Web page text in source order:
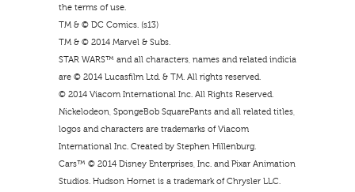
the terms of use.
TM & © DC Comics. (s13)
TM & © 2014 Marvel & Subs.
STAR WARS™ and all characters, names and related indicia
are © 2014 Lucasfilm Ltd. & TM. All rights reserved.
© 2014 Viacom International Inc. All Rights Reserved.
Nickelodeon, SpongeBob SquarePants and all related titles,
logos and characters are trademarks of Viacom
International Inc. Created by Stephen Hillenburg.
Cars™ © 2014 Disney Enterprises, Inc. and Pixar Animation
Studios. Hudson Hornet is a trademark of Chrysler LLC.